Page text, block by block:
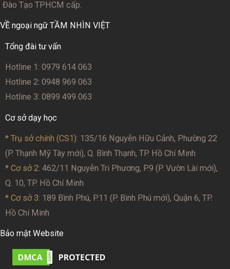
Đào Tạo TPHCM cấp.
VỀ ngoại ngữ TẦM NHÌN VIỆT
Tổng đài tư vấn
Hotline 1: 0979 614 063
Hotline 2: 0948 969 063
Hotline 3: 0899 499 063
Cơ sở dạy học
* Trụ sở chính (CS1): 135/16 Nguyễn Hữu Cảnh, Phường 22
(P. Thạnh Mỹ Tây mới), Q. Bình Thạnh, TP. Hồ Chí Minh
* Cơ sở 2: 462/11 Nguyễn Tri Phương, P.9 (P. Vườn Lài mới),
Q. 10, TP. Hồ Chí Minh
* Cơ sở 3: 189 Bình Phú, P.11 (P. Bình Phú mới), Quận 6, TP.
Hồ Chí Minh
Bảo mật Website